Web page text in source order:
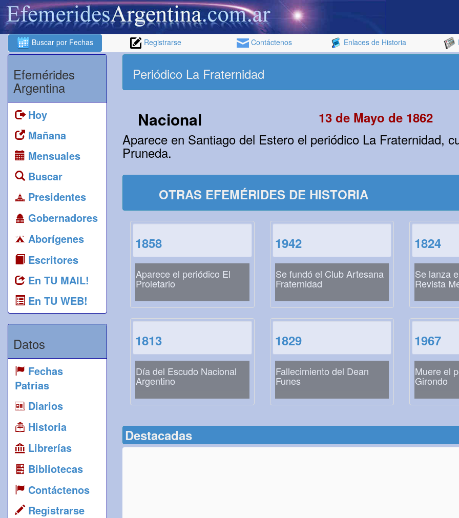
Buscar por Fechas Registrarse Contáctenos Enlaces de Historia
Efemérides
Argentina
Hoy
Mañana
Mensuales
Buscar
Presidentes
Gobernadores
Aborígenes
Escritores
En TU MAIL!
En TU WEB!
Datos
Fechas
Patrias
Diarios
Historia
Librerías
Bibliotecas
Contáctenos
Registrarse
Periódico La Fraternidad
Nacional 13 de Mayo de 1862
Aparece en Santiago del Estero el periódico La Fraternidad,
Pruneda.
OTRAS EFEMÉRIDES DE HISTORIA
1858
Aparece el periódico El
Proletario
1942
Se fundó el Club Artesana
Fraternidad
1824
Se lanza
Revista
1813
Día del Escudo Nacional
Argentino
1829
Fallecimiento del Dean
Funes
1967
Muere el
Girondo
Destacadas